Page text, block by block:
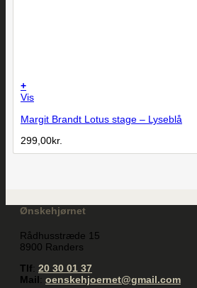
+
Vis
Margit Brandt Lotus stage – Lyseblå
299,00kr.
Ønskehjørnet
Rådhusstræde 15
8900 Randers
Tlf: 20 30 01 37
Mail: oenskehjoernet@gmail.com